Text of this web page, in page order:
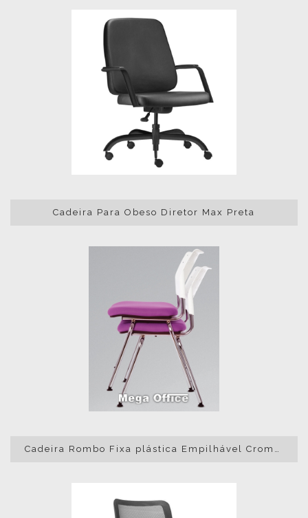
Cadeira Para Obeso Diretor Max Preta
Cadeira Rombo Fixa plástica Empilhável Cromada